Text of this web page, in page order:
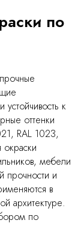
по
к
оттенки
RAL 1023,
мебели
прочности и
в
архитектуре.
по